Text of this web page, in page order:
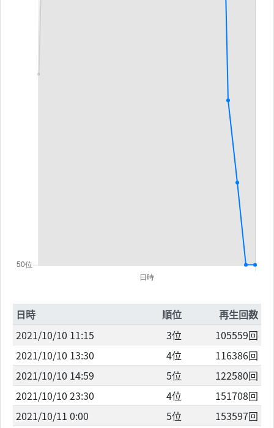
日時 順位
再生回数
2021/10/10 11:15
3位
105559回
2021/10/10 13:30
4位
116386回
2021/10/10 14:59
5位
122580回
2021/10/10 23:30
4位
151708回
2021/10/11 0:00
5位
153597回